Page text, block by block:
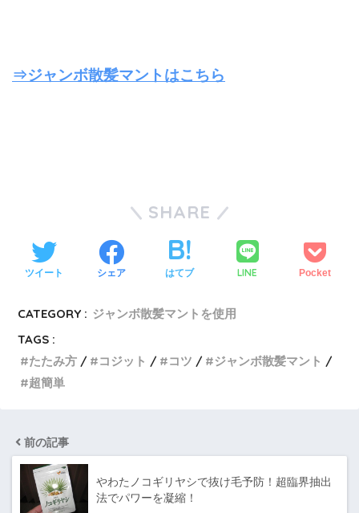
⇒ジャンボ散髪マントはこちら
SHARE
ツイート シェア はてブ LINE Pocket
CATEGORY : ジャンボ散髪マントを使用
TAGS :
たたみ方
コジット コツ
ジャンボ散髪マント
超簡単
前の記事
やわたノコギリヤシで抜け毛予防！超臨界抽出
法でパワーを凝縮！